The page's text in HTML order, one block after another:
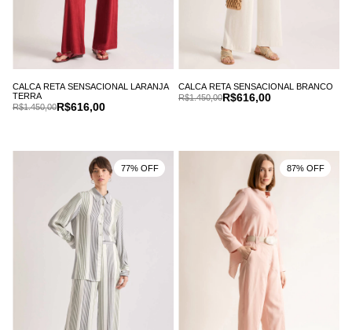
CALCA RETA SENSACIONAL LARANJA
TERRA
R$616,00
R$1.450,00
CALCA RETA SENSACIONAL BRANCO
R$616,00
R$1.450,00
77% OFF 87% OFF